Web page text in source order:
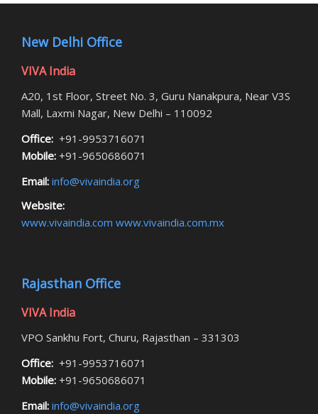
New Delhi Office
VIVA India
A20, 1st Floor, Street No. 3, Guru Nanakpura, Near V3S
Mall, Laxmi Nagar, New Delhi – 110092
Office: +91-9953716071
Mobile: +91-9650686071
Email: info@vivaindia.org
Website:
www.vivaindia.com www.vivaindia.com.mx
Rajasthan Office
VIVA India
VPO Sankhu Fort, Churu, Rajasthan – 331303
Office: +91-9953716071
Mobile: +91-9650686071
Email: info@vivaindia.org